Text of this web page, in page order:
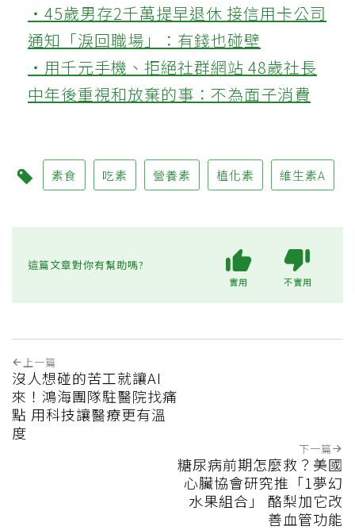
‧45歲男存2千萬提早退休 接信用卡公司
通知「淚回職場」：有錢也碰壁
‧用千元手機、拒絕社群網站 48歲社長
中年後重視和放棄的事：不為面子消費
素食 吃素 營養素 植化素 維生素A
這篇文章對你有幫助嗎?
實用 不實用
上一篇
沒人想碰的苦工就讓AI
來！鴻海團隊駐醫院找痛
點 用科技讓醫療更有溫
度
下一篇
糖尿病前期怎麼救？美國
心臟協會研究推「1夢幻
水果組合」 酪梨加它改
善血管功能